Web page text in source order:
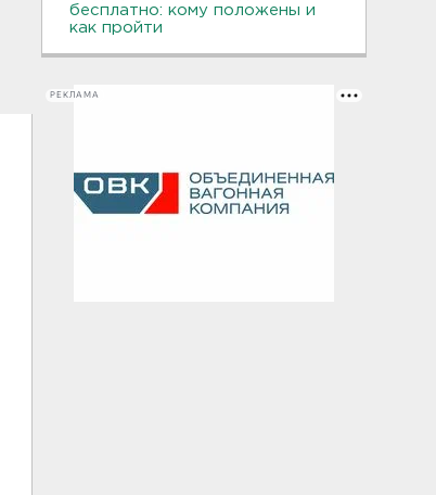
бесплатно: кому положены и
как пройти
РЕКЛАМА